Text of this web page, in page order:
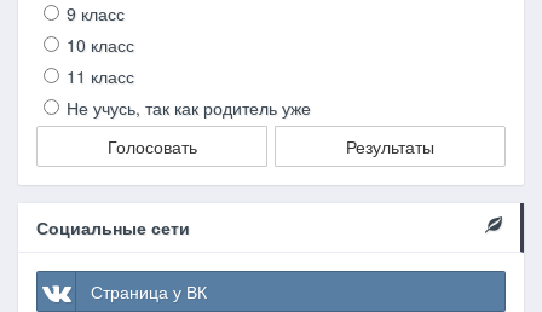
9 класс
10 класс
11 класс
Не учусь, так как родитель уже
Голосовать
Результаты
Социальные сети
Страница у ВК